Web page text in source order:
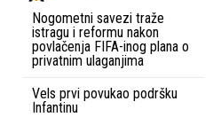
Nogometni savezi traže
istragu i reformu nakon
povlačenja FIFA-inog plana o
privatnim ulaganjima
Vels prvi povukao podršku
Infantinu